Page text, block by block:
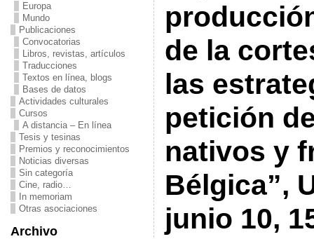
Europa
Mundo
Publicaciones
Convocatorias
Libros, revistas, artículos
Traducciones
Textos en línea, blogs
Bases de datos
Actividades culturales
Cursos
A distancia – En línea
Tesis y tesinas
Premios y reconocimientos
Noticias diversas
Sin categoría
Cine, radio…
In memoriam
Otras asociaciones
Archivo
de la
las
petición
nativos y
Bélgica”,
junio 10,